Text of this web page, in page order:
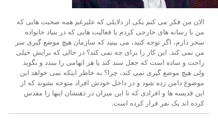
الان من فکر می کنم یکی از دلایلی که علیرغم همه صحبت هایی که
من با رسانه های خارجی کردم یا فعالیت هایی که در بنیاد خانواده
سحر دارم، اگر توجه کنید، می بینید که سازمان هیچ موضع گیری سر
من نمی کند. این کار را برای چه نمی کند؟ در حالی که برایش خیلی
راحت و ساده است که جعل سند کند یا هر اتهامی را ببندد و بگوید
ولی هیچ موضع گیری نمی کند، چرا؟ به خاطر اینکه نمی خواهد این
موضوع دامن زده شود و در داخل خودش افراد متوجه بشوند که از
این قدیسه ها و افرادی که تا این میزان در ذهنشان اینها را مقدس
کرده اند یک نفر فرار کرده است.